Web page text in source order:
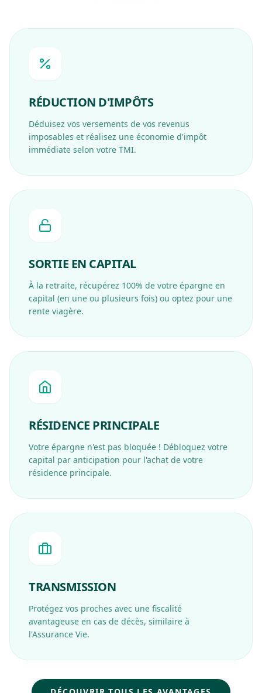
RÉDUCTION D'IMPÔTS
Déduisez vos versements de vos revenus
imposables et réalisez une économie d'impôt
immédiate selon votre TMI.
SORTIE EN CAPITAL
À la retraite, récupérez 100% de votre épargne en
capital (en une ou plusieurs fois) ou optez pour une
rente viagère.
RÉSIDENCE PRINCIPALE
Votre épargne n'est pas bloquée ! Débloquez votre
capital par anticipation pour l'achat de votre
résidence principale.
TRANSMISSION
Protégez vos proches avec une fiscalité
avantageuse en cas de décès, similaire à
l'Assurance Vie.